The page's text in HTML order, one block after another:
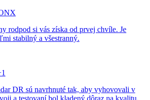
rodpod si vás získa od prvej chvíle. Je
stabilný a všestranný.
DR sú navrhnuté tak, aby vyhovovali v
a testovaní bol kladený dôraz na kvalitu,